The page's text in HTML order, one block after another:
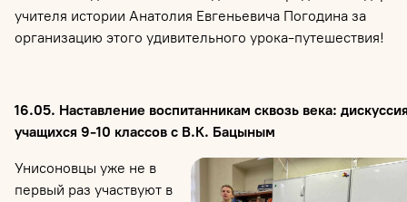
учителя истории Анатолия Евгеньевича Погодина за
организацию этого удивительного урока-путешествия!
16.05. Наставление воспитанникам сквозь века:
учащихся 9-10 классов с В.К. Бацыным
Унисоновцы уже не в
первый раз участвуют в